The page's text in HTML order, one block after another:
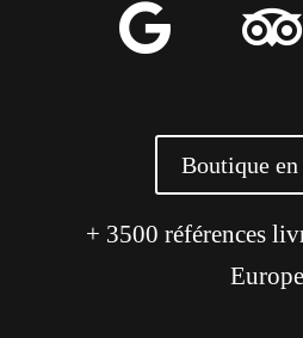
 
Boutique
+ 3500 références
Europe